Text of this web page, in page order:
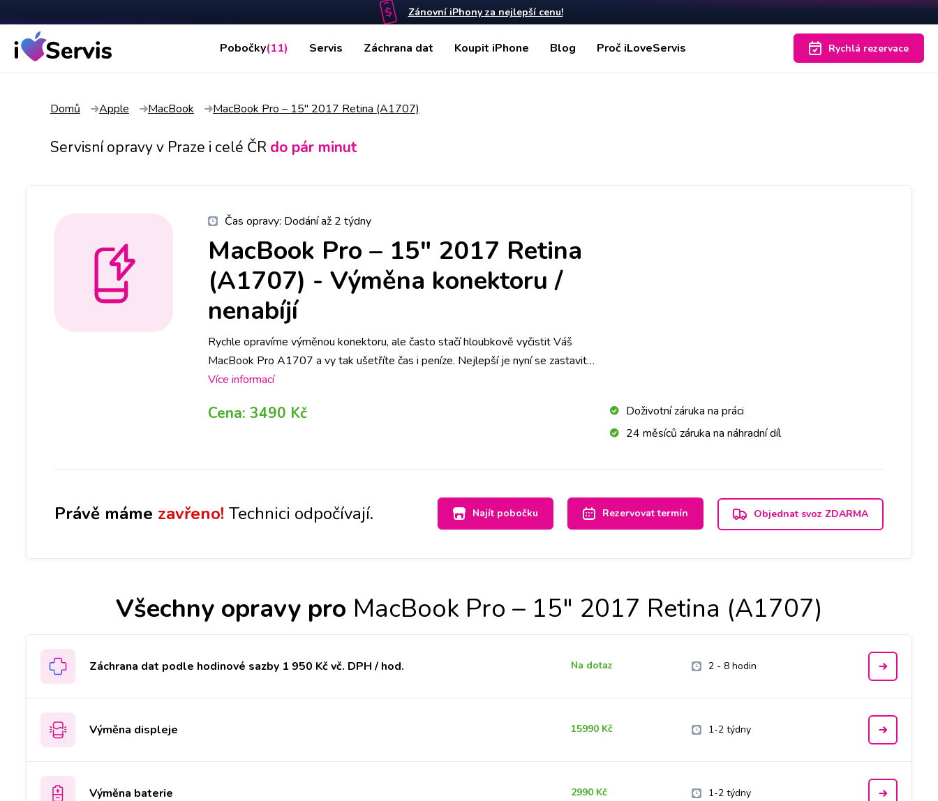
Zánovní iPhony za nejlepší cenu!
Pobočky(11) Servis Záchrana dat Koupit iPhone Blog Proč iLoveServis Rychlá rezervace
Domů Apple MacBook MacBook Pro – 15" 2017 Retina (A1707)
Servisní opravy v Praze i celé ČR do pár minut
Čas opravy: Dodání až 2 týdny
MacBook Pro – 15" 2017 Retina
(A1707) - Výměna konektoru /
nenabíjí
Rychle opravíme výměnou konektoru, ale často stačí hloubkově vyčistit Váš
MacBook Pro A1707 a vy tak ušetříte čas i peníze. Nejlepší je nyní se zastavit
na jakékoliv pobočce a hned se na to mrkneme.
Více informací
Cena: 3490 Kč
Doživotní záruka na práci
24 měsíců záruka na náhradní díl
Právě máme zavřeno! Technici odpočívají. Najít pobočku Rezervovat termín Objednat svoz ZDARMA
Všechny opravy pro MacBook Pro – 15" 2017 Retina (A1707)
Záchrana dat podle hodinové sazby 1 950 Kč vč. DPH / hod. Na dotaz 2 - 8 hodin
Výměna displeje 15990 Kč 1-2 týdny
Výměna baterie 2990 Kč 1-2 týdny